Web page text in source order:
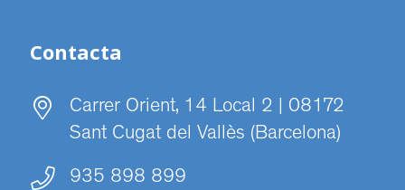
Contacta
Carrer Orient, 14 Local 2 | 08172
Sant Cugat del Vallès (Barcelona)
935 898 899